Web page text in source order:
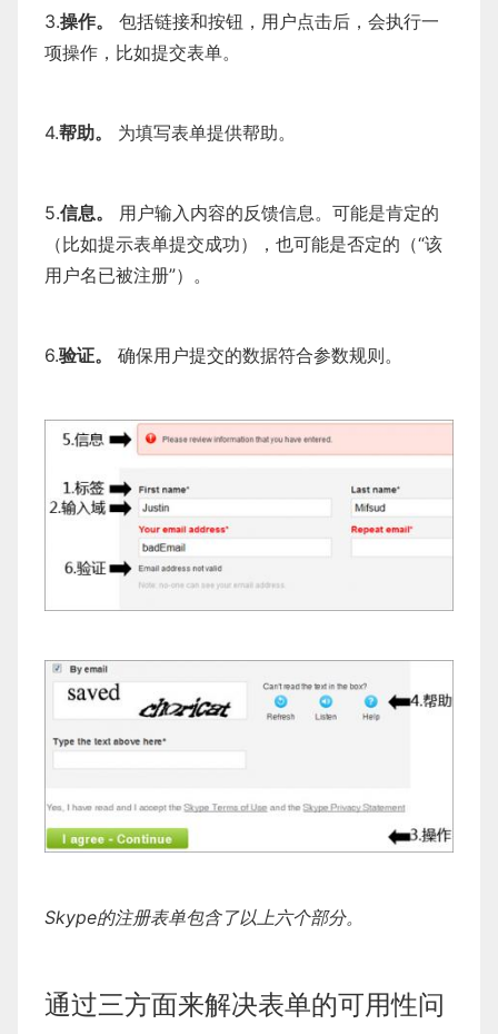
3.操作。
包括链接和按钮，用户点击后，会执行一
项操作，比如提交表单。
4.帮助。 为填写表单提供帮助。
5.信息。
用户输入内容的反馈信息。可能是肯定的
（比如提示表单提交成功），也可能是否定的（“该
用户名已被注册”）。
6.验证。 确保用户提交的数据符合参数规则。
Skype的注册表单包含了以上六个部分。
通过三方面来解决表单的可用性问